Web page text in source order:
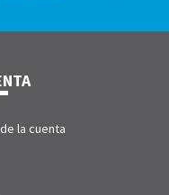
la cuenta